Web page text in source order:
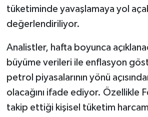
tüketiminde yavaşlamaya yol
değerlendiriliyor.
Analistler, hafta boyunca
büyüme verileri ile enflasyon
petrol piyasalarının yönü
olacağını ifade ediyor. Özellikle
takip ettiği kişisel tüketim